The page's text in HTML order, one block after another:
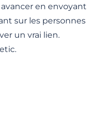
en envoyant
sur les personnes
un vrai lien.